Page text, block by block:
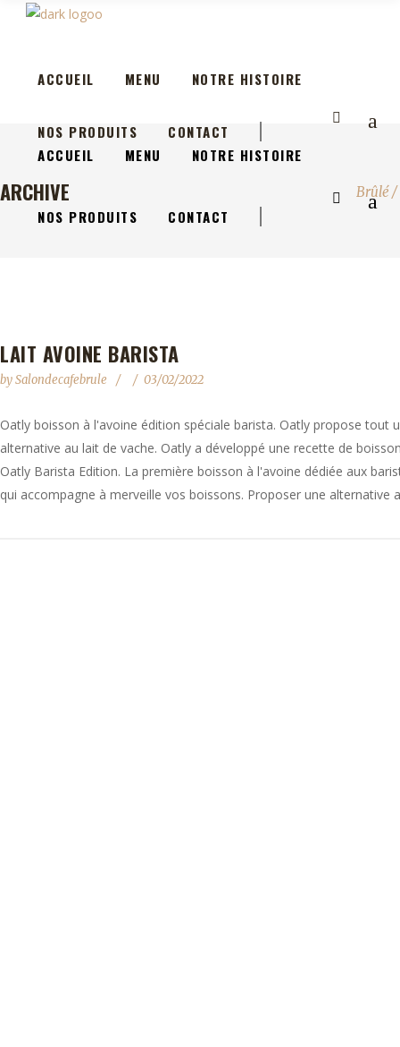
ACCUEIL MENU NOTRE HISTOIRE
NOS PRODUITS CONTACT
ACCUEIL MENU NOTRE HISTOIRE
NOS PRODUITS CONTACT
ARCHIVE Brûlé/
LAIT AVOINE BARISTA
bySalondecafebrule 03/02/2022
Oatly boisson à l'avoine édition spéciale barista. Oatly propose
alternative au lait de vache. Oatly a développé une recette de
Oatly Barista Edition. La première boisson à l'avoine dédiée aux
qui accompagne à merveille vos boissons. Proposer une alternative